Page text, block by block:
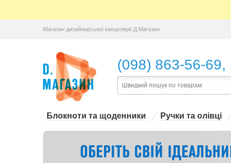
Магазин дизайнерської канцелярії Д.Магазин
(098) 863-56-69,
Блокноти та щоденники Ручки та олівці